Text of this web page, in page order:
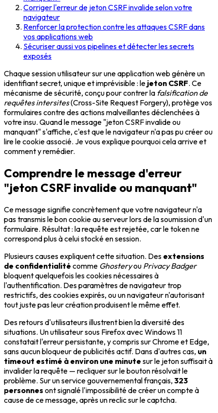
Corriger l'erreur de jeton CSRF invalide selon votre
navigateur
Renforcer la protection contre les attaques CSRF dans
vos applications web
Sécuriser aussi vos pipelines et détecter les secrets
exposés
Chaque session utilisateur sur une application web génère un
identifiant secret, unique et imprévisible : le jeton CSRF. Ce
mécanisme de sécurité, conçu pour contrer la falsification de
requêtes intersites(Cross-Site Request Forgery), protège vos
formulaires contre des actions malveillantes déclenchées à
votre insu. Quand le message "jeton CSRF invalide ou
manquant" s'affiche, c'est que le navigateur n'a pas pu créer ou
lire le cookie associé. Je vous explique pourquoi cela arrive et
comment y remédier.
Comprendre le message d'erreur
"jeton CSRF invalide ou manquant"
Ce message signifie concrètement que votre navigateur n'a
pas transmis le bon cookie au serveur lors de la soumission d'un
formulaire. Résultat : la requête est rejetée, car le token ne
correspond plus à celui stocké en session.
Plusieurs causes expliquent cette situation. Des extensions
de confidentialité comme Ghosteryou Privacy Badger
bloquent quelquefois les cookies nécessaires à
l'authentification. Des paramètres de navigateur trop
restrictifs, des cookies expirés, ou un navigateur n'autorisant
tout juste pas leur création produisent le même effet.
Des retours d'utilisateurs illustrent bien la diversité des
situations. Un utilisateur sous Firefox avec Windows 11
constatait l'erreur persistante, y compris sur Chrome et Edge,
sans aucun bloqueur de publicités actif. Dans d'autres cas, un
timeout estimé à environ une minute sur le jeton suffisait à
invalider la requête — recliquer sur le bouton résolvait le
problème. Sur un service gouvernemental français, 323
personnes ont signalé l'impossibilité de créer un compte à
cause de ce message, après un reclic sur le captcha.